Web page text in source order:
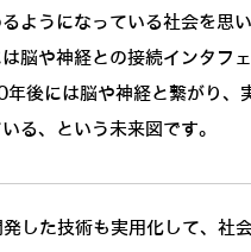
ようになっている社会を思い
脳や神経との接続インタフ
後には脳や神経と繋がり、
る、という未来図です。
した技術も実用化して、社